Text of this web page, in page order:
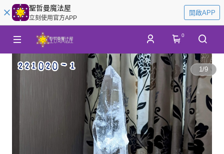
聖哲曼魔法屋
立刻使用官方APP
開啟APP
0
1/9